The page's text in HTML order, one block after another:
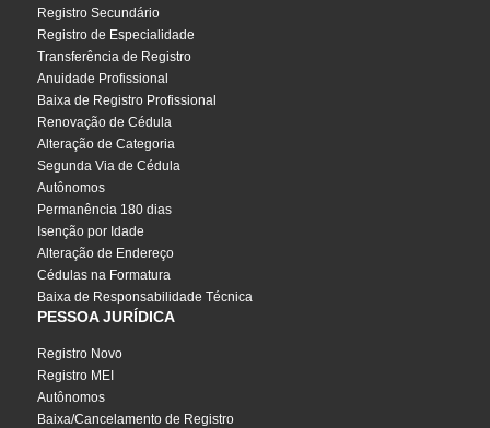
Registro Secundário
Registro de Especialidade
Transferência de Registro
Anuidade Profissional
Baixa de Registro Profissional
Renovação de Cédula
Alteração de Categoria
Segunda Via de Cédula
Autônomos
Permanência 180 dias
Isenção por Idade
Alteração de Endereço
Cédulas na Formatura
Baixa de Responsabilidade Técnica
PESSOA JURÍDICA
Registro Novo
Registro MEI
Autônomos
Baixa/Cancelamento de Registro